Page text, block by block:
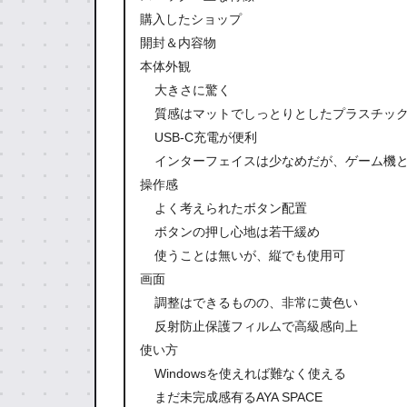
購入したショップ
開封＆内容物
本体外観
大きさに驚く
質感はマットでしっとりとしたプラスチック
USB-C充電が便利
インターフェイスは少なめだが、ゲーム機
操作感
よく考えられたボタン配置
ボタンの押し心地は若干緩め
使うことは無いが、縦でも使用可
画面
調整はできるものの、非常に黄色い
反射防止保護フィルムで高級感向上
使い方
Windowsを使えれば難なく使える
まだ未完成感有るAYA SPACE